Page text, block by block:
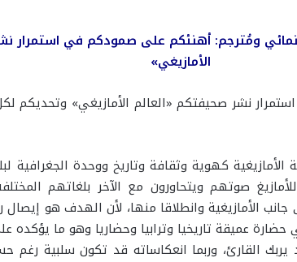
ومُترجم: أهنئكم على صمودكم في استمرار
الأمازيغي»
نشر صحيفتكم «العالم الأمازيغي» وتحديكم
كهوية وثقافة وتاريخ ووحدة الجغرافية
صوتهم ويتحاورون مع الآخر بلغاتهم
جانب الأمازيغية وانطلاقا منها، لأن الهدف هو
عميقة تاريخيا وترابيا وحضاريا وهو ما يؤكده علم
القارئ، وربما انعكاساته قد تكون سلبية